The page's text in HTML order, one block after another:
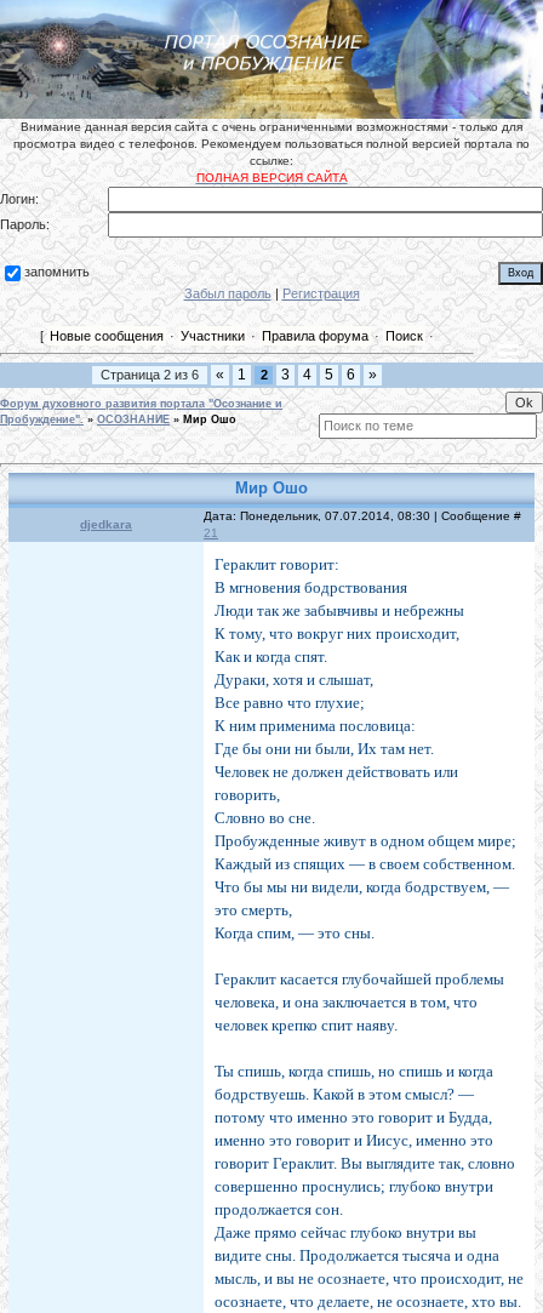
Внимание данная версия сайта с очень ограниченными возможностями - только для
просмотра видео с телефонов. Рекомендуем пользоваться полной версией портала по
ссылке:
ПОЛНАЯ ВЕРСИЯ САЙТА
Логин:
Пароль:
запомнить
Забыл пароль| Регистрация
[ Новые сообщения · Участники · Правила форума · Поиск·
Страница 2 из 6 « 1 2 3 4 5 6 »
Форум духовного развития портала "Осознание и
Пробуждение". » ОСОЗНАНИЕ » Мир Ошо
Мир Ошо
djedkara
Дата: Понедельник, 07.07.2014, 08:30 | Сообщение #
21
Гераклит говорит:
В мгновения бодрствования
Люди так же забывчивы и небрежны
К тому, что вокруг них происходит,
Как и когда спят.
Дураки, хотя и слышат,
Все равно что глухие;
К ним применима пословица:
Где бы они ни были, Их там нет.
Человек не должен действовать или
говорить,
Словно во сне.
Пробужденные живут в одном общем мире;
Каждый из спящих — в своем собственном.
Что бы мы ни видели, когда бодрствуем, —
это смерть,
Когда спим, — это сны.
Гераклит касается глубочайшей проблемы
человека, и она заключается в том, что
человек крепко спит наяву.
Ты спишь, когда спишь, но спишь и когда
бодрству­ешь. Какой в этом смысл? —
потому что именно это говорит и Будда,
именно это говорит и Иисус, именно это
говорит Гераклит. Вы выглядите так, словно
совер­шенно проснулись; глубоко внутри
продолжается сон.
Даже прямо сейчас глубоко внутри вы
видите сны. Продолжается тысяча и одна
мысль, и вы не осознаете, что происходит, не
осознаете, что делаете, не осознаете, хто вы.